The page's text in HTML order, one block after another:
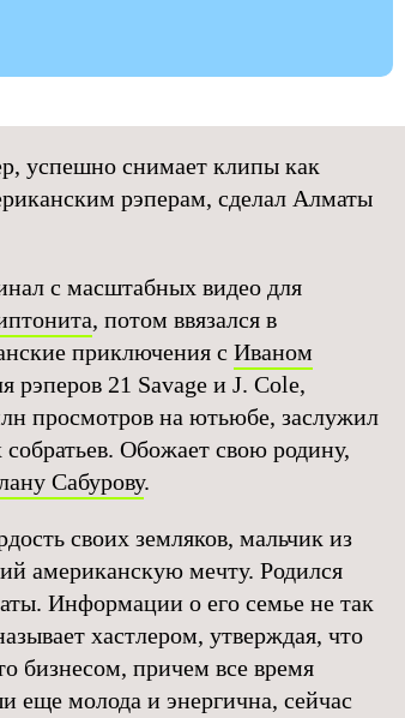
успешно снимает клипы как
рэперам, сделал Алматы
с масштабных видео для
, потом ввязался в
приключения с Иваном
рэперов 21 Savage и J. Cole,
просмотров на ютьюбе, заслужил
собратьев. Обожает свою родину,
Сабурову.
своих земляков, мальчик из
американскую мечту. Родился
Информации о его семье не так
хастлером, утверждая, что
бизнесом, причем все время
молода и энергична, сейчас